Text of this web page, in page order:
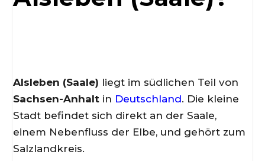
Alsleben (Saale) liegt im südlichen Teil von
Sachsen-Anhalt in Deutschland. Die kleine
Stadt befindet sich direkt an der Saale,
einem Nebenfluss der Elbe, und gehört zum
Salzlandkreis.